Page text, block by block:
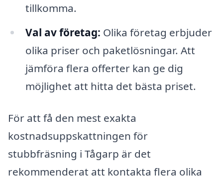
tillkomma.
Val av företag: Olika företag erbjuder
olika priser och paketlösningar. Att
jämföra flera offerter kan ge dig
möjlighet att hitta det bästa priset.
För att få den mest exakta
kostnadsuppskattningen för
stubbfräsning i Tågarp är det
rekommenderat att kontakta flera olika